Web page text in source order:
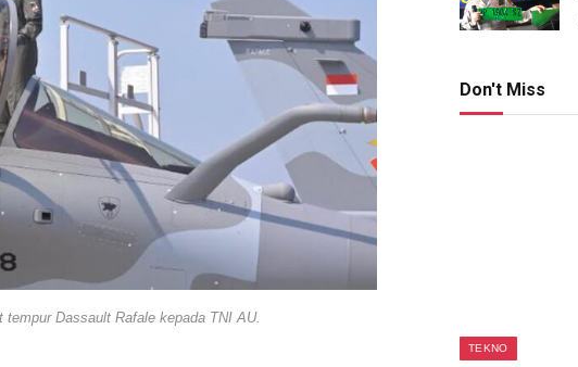
Dassault Rafale kepada TNI AU.
Don't Miss
TEKNO